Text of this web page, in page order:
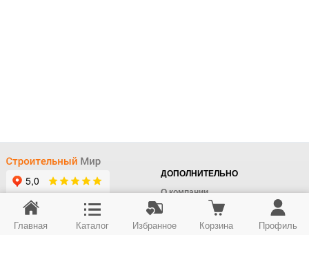
+7 (495) 414-22-76
ДОПОЛНИТЕЛЬНО
О компании
Доставка
Оплата
Главная Каталог Избранное Корзина Профиль